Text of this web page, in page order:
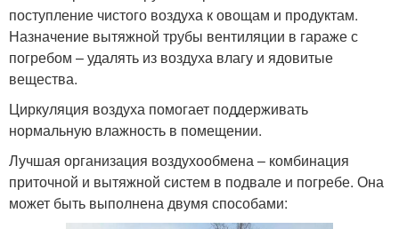
поступление чистого воздуха к овощам и продуктам.
Назначение вытяжной трубы вентиляции в гараже с
погребом – удалять из воздуха влагу и ядовитые
вещества.
Циркуляция воздуха помогает поддерживать
нормальную влажность в помещении.
Лучшая организация воздухообмена – комбинация
приточной и вытяжной систем в подвале и погребе. Она
может быть выполнена двумя способами: